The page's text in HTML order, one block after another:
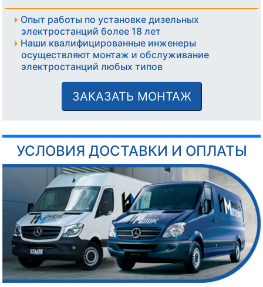
Опыт работы по установке дизельных
электростанций более 18 лет
Наши квалифицированные инженеры
осуществляют монтаж и обслуживание
электростанций любых типов
ЗАКАЗАТЬ МОНТАЖ
УСЛОВИЯ ДОСТАВКИ И ОПЛАТЫ